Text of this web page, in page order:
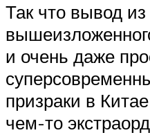
Так что вывод из
и очень даже
призраки в
чем-то